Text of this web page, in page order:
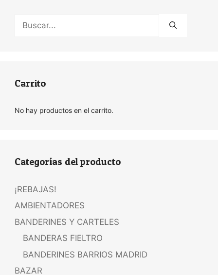
Carrito
No hay productos en el carrito.
Categorías del producto
¡REBAJAS!
AMBIENTADORES
BANDERINES Y CARTELES
BANDERAS FIELTRO
BANDERINES BARRIOS MADRID
BAZAR